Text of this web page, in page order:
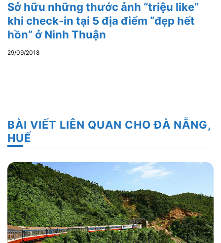
Sở hữu những thước ảnh “triệu like”
khi check-in tại 5 địa điểm “đẹp hết
hồn” ở Ninh Thuận
29/09/2018
BÀI VIẾT LIÊN QUAN CHO ĐÀ NẴNG,
HUẾ